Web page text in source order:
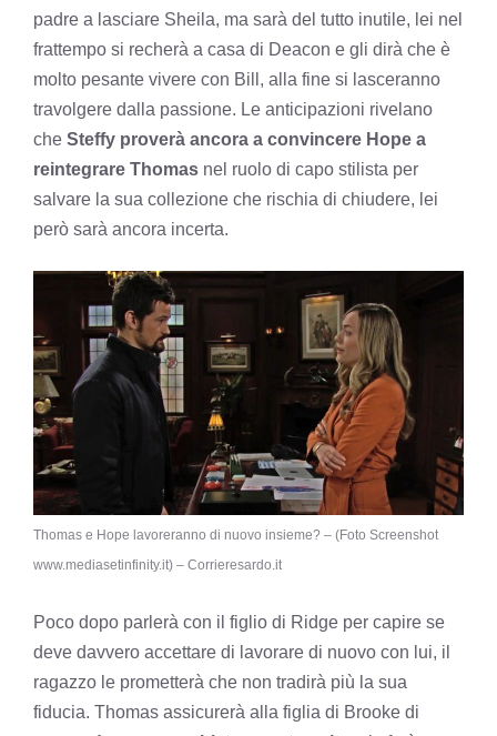
padre a lasciare Sheila, ma sarà del tutto inutile, lei nel
frattempo si recherà a casa di Deacon e gli dirà che è
molto pesante vivere con Bill, alla fine si lasceranno
travolgere dalla passione. Le anticipazioni rivelano
che Steffy proverà ancora a convincere Hope a
reintegrare Thomas nel ruolo di capo stilista per
salvare la sua collezione che rischia di chiudere, lei
però sarà ancora incerta.
Thomas e Hope lavoreranno di nuovo insieme? – (Foto Screenshot
www.mediasetinfinity.it) – Corrieresardo.it
Poco dopo parlerà con il figlio di Ridge per capire se
deve davvero accettare di lavorare di nuovo con lui, il
ragazzo le prometterà che non tradirà più la sua
fiducia. Thomas assicurerà alla figlia di Brooke di